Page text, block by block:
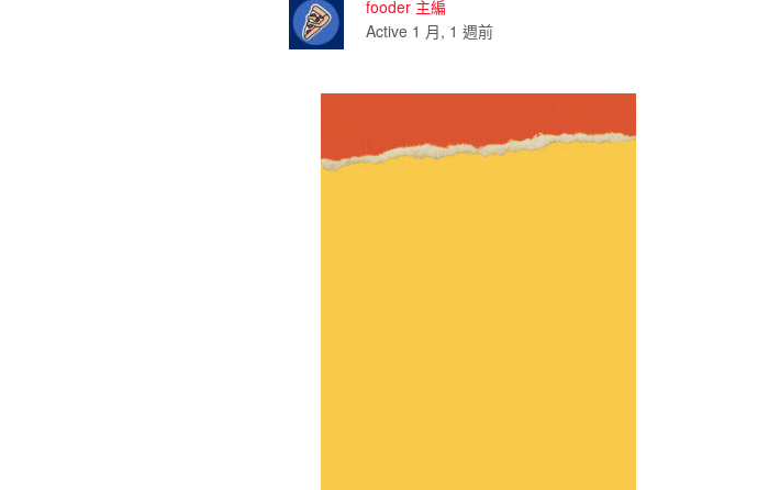
fooder 主編
Active 1 月, 1 週前